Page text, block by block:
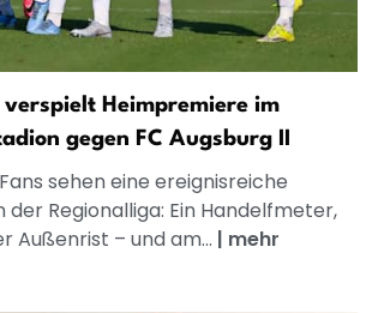
verspielt Heimpremiere im
gegen FC Augsburg II
sehen eine ereignisreiche
der Regionalliga: Ein Handelfmeter,
Außenrist – und am... | mehr